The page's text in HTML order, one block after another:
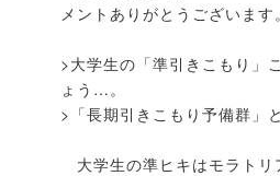
メントありがとうございます。
>大学生の「準引きこもり」
ょう…。
>「長期引きこもり予備群」
大学生の準ヒキはモラトリ